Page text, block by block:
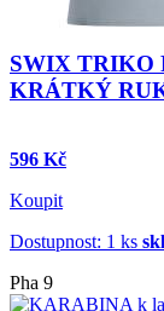
SWIX TRIKO
KRÁTKÝ
596 Kč
Koupit
Dostupnost: 1 ks
Pha 9